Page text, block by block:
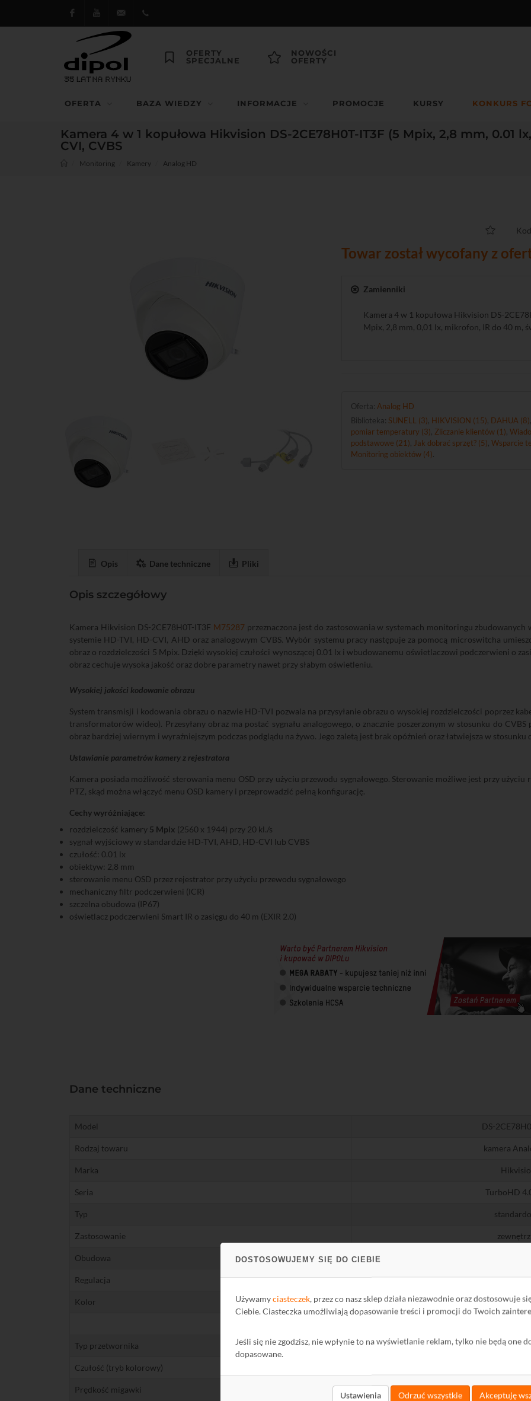
DOSTOSOWUJEMY SIĘ DO CIEBIE
Używamyciasteczek, przez co nasz sklep działa niezawodnie oraz dostosowuje
Ciebie. Ciasteczka umożliwiają dopasowanie treści i promocji do Twoich
Jeśli się nie zgodzisz, nie wpłynie to na wyświetlanie reklam, tylko nie będą one
dopasowane.
Ustawienia Odrzuć wszystkie Akceptuję
FacebookYoutube dipol@dipol.com.pl
OFERTY
SPECJALNE
NOWOŚCI
OFERTY
OFERTA BAZA WIEDZY INFORMACJE PROMOCJE KURSY KONKURS
Kamera 4 w 1 kopułowa Hikvision DS-2CE78H0T-IT3F (5 Mpix, 2,8 mm, 0.01
CVI, CVBS
Monitoring Kamery Analog HD
Towar został wycofany z
Zamienniki
Kamera 4 w 1 kopułowa Hikvision DS-
Mpix, 2,8 mm, 0,01 lx, mikrofon, IR do 40 m,
Oferta: Analog HD
Biblioteka: SUNELL (3) HIKVISION (15) DAHUA (8)
pomiar temperatury (3) Zliczanie klientów (1) ,
podstawowe (21)
Jak dobrać sprzęt? (5) ,Wsparcie
Monitoring obiektów (4)
Opis Dane techniczne Pliki
Opis szczegółowy
Kamera Hikvision DS-2CE78H0T-IT3F M75287przeznaczona jest do zastosowania w systemach monitoringu
systemie HD-TVI, HD-CVI, AHD oraz analogowym CVBS. Wybór systemu pracy następuje za pomocą microswitcha
obraz o rozdzielczości 5 Mpix. Dzięki wysokiej czułości wynoszącej 0.01 lx i wbudowanemu oświetlaczowi podczerwieni o
obraz cechuje wysoka jakość oraz dobre parametry nawet przy słabym oświetleniu.
Wysokiej jakości kodowanie obrazu
System transmisji i kodowania obrazu o nazwie HD-TVI pozwala na przysyłanie obrazu o wysokiej rozdzielczości poprzez
transformatorów wideo). Przesyłany obraz ma postać sygnału analogowego, o znacznie poszerzonym w stosunku do
obraz bardziej wiernym i wyraźniejszym podczas podglądu na żywo. Jego zaletą jest brak opóźnień oraz łatwiejsza w stosunku
Ustawianie parametrów kamery z rejestratora
Kamera posiada możliwość sterowania menu OSD przy użyciu przewodu sygnałowego. Sterowanie możliwe jest przy
PTZ, skąd można włączyć menu OSD kamery i przeprowadzić pełną konfigurację.
Cechy wyróżniające:
rozdzielczość kamery 5 Mpix (2560 x 1944) przy 20 kl./s
sygnał wyjściowy w standardzie HD-TVI, AHD, HD-CVI lub CVBS
czułość: 0.01 lx
obiektyw: 2,8 mm
sterowanie menu OSD przez rejestrator przy użyciu przewodu sygnałowego
mechaniczny filtr podczerwieni (ICR)
szczelna obudowa (IP67)
oświetlacz podczerwieni Smart IR o zasięgu do 40 m (EXIR 2.0)
Dane techniczne
Model DS-
Rodzaj towaru kamera
Marka
Seria TurboHD
Typ
Zastosowanie
Obudowa
Regulacja
Kolor biały
Typ przetwornika CMOS
Czułość (tryb kolorowy)
Prędkość migawki s